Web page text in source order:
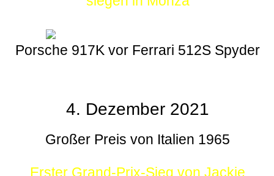
Porsche 917K vor Ferrari 512S Spyder
4. Dezember 2021
Großer Preis von Italien 1965
Erster Grand-Prix-Sieg von Jackie